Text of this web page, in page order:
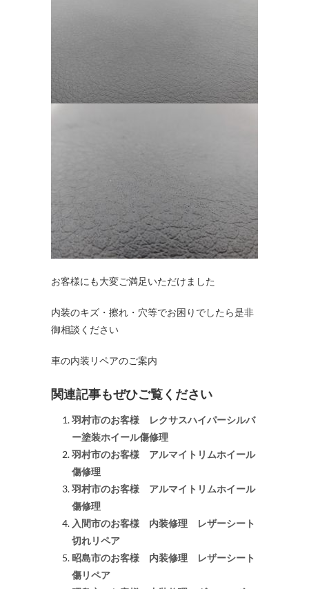
お客様にも大変ご満足いただけました
内装のキズ・擦れ・穴等でお困りでしたら是非
御相談ください
車の内装リペアのご案内
関連記事もぜひご覧ください
羽村市のお客様 レクサスハイパーシルバ
ー塗装ホイール傷修理
羽村市のお客様 アルマイトリムホイール
傷修理
羽村市のお客様 アルマイトリムホイール
傷修理
入間市のお客様 内装修理 レザーシート
切れリペア
昭島市のお客様 内装修理 レザーシート
傷リペア